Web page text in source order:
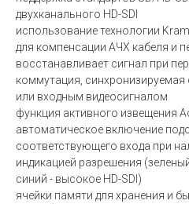
двухканального HD-SDI
использование технологии
для компенсации АЧХ кабеля и
восстанавливает сигнал при
коммутация,
или входным видеосигналом
функция активного извещения
автоматическое включение
соответствующего входа при
индикацией разрешения (зеленый
синий - высокое HD-SDI)
ячейки памяти для хранения и